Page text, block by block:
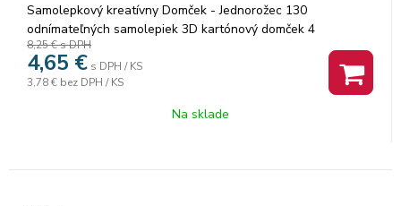
Samolepkový kreatívny Domček - Jednorožec 130
odnímateľných samolepiek 3D kartónový domček 4
kartónové figúrky
8,25 €s DPH
4,65 € s DPH / KS
3,78 € bez DPH / KS
Na sklade